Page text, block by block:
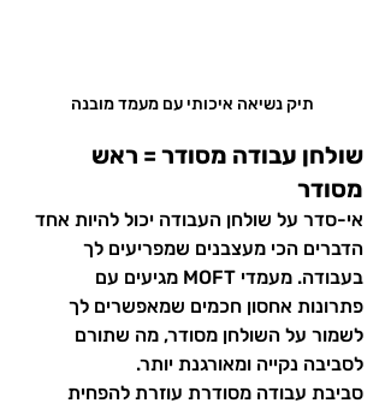
תיק נשיאה איכותי עם מעמד מובנה
שולחן עבודה מסודר = ראש
מסודר
אי-סדר על שולחן העבודה יכול להיות אחד
הדברים הכי מעצבנים שמפריעים לך
בעבודה. מעמדי MOFT מגיעים עם
פתרונות אחסון חכמים שמאפשרים לך
לשמור על השולחן מסודר, מה שתורם
לסביבה נקייה ומאורגנת יותר.
סביבת עבודה מסודרת עוזרת להפחית